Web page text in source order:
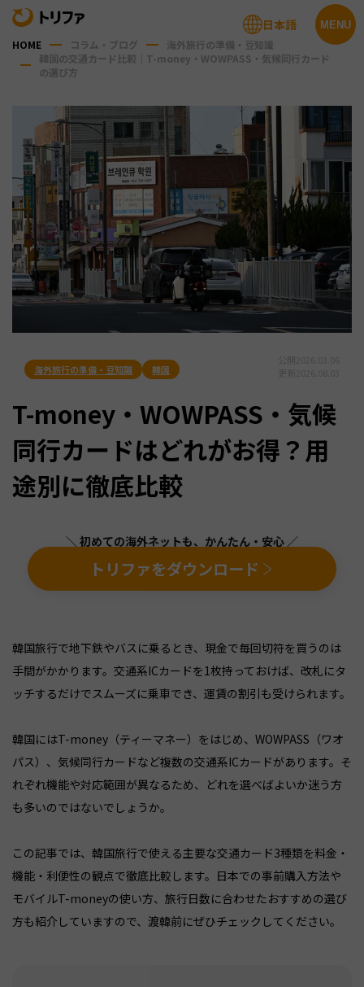
MENU
日本語
HOME コラム・ブログ
海外旅行の準備・豆知識
韓国の交通カード比較｜T-money・WOWPASS・気候同行カード
の選び方
海外旅行の準備・豆知識 韓国
T-money・WOWPASS・気候
同行カードはどれがお得？用
途別に徹底比較
＼ 初めての海外ネットも、かんたん・安心 ／
トリファをダウンロード
韓国旅行で地下鉄やバスに乗るとき、現金で毎回切符を買うのは
手間がかかります。交通系ICカードを1枚持っておけば、改札にタ
ッチするだけでスムーズに乗車でき、運賃の割引も受けられます。
韓国にはT-money（ティーマネー）をはじめ、WOWPASS（ワオ
パス）、気候同行カードなど複数の交通系ICカードがあります。そ
れぞれ機能や対応範囲が異なるため、どれを選べばよいか迷う方
も多いのではないでしょうか。
この記事では、韓国旅行で使える主要な交通カード3種類を料金・
機能・利便性の観点で徹底比較します。日本での事前購入方法や
モバイルT-moneyの使い方、旅行日数に合わせたおすすめの選び
方も紹介していますので、渡韓前にぜひチェックしてください。